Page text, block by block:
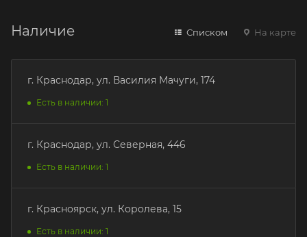
Наличие Списком На карте
г. Краснодар, ул. Василия Мачуги, 174
Есть в наличии: 1
г. Краснодар, ул. Северная, 446
Есть в наличии: 1
г. Красноярск, ул. Королева, 15
Есть в наличии: 1